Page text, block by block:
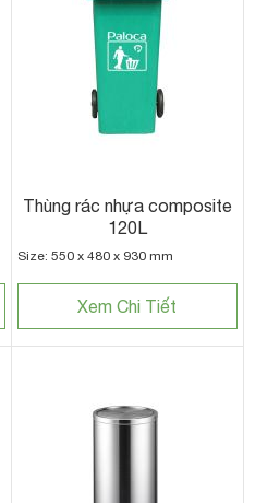
Thùng rác nhựa composite
120L
Size: 550 x 480 x 930 mm
Xem Chi Tiết